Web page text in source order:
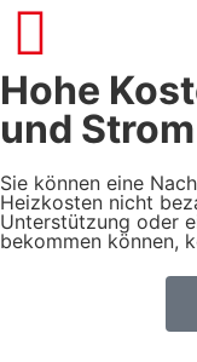
Hohe
und Strom
Sie können eine
Heizkosten nicht
Unterstützung oder
bekommen können,